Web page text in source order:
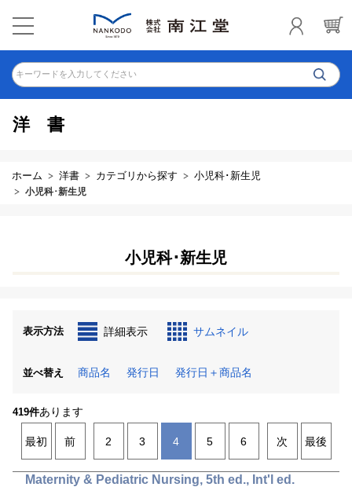
キーワードを入力してください
洋書
ホーム 洋書 カテゴリから探す 小児科･新生児
小児科･新生児
小児科･新生児
表示方法 詳細表示 サムネイル
並べ替え 商品名 発行日 発行日＋商品名
419件あります
最初 前 2 3 4 5 6 次 最後
Maternity & Pediatric Nursing, 5th ed., Int'l ed.